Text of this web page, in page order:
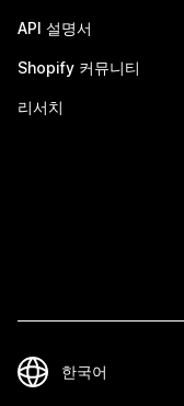
API 설명서
Shopify 커뮤니티
리서치